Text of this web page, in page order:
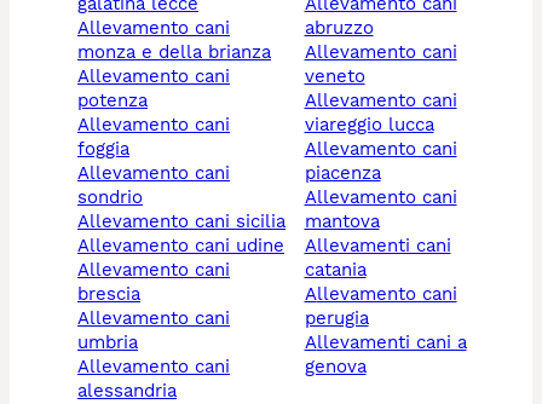
allevamento cani
monza e della brianza
allevamento cani
potenza
allevamento cani
foggia
allevamento cani
sondrio
allevamento cani sicilia
allevamento cani udine
allevamento cani
brescia
allevamento cani
umbria
allevamento cani
alessandria
abruzzo
allevamento cani
veneto
allevamento cani
viareggio lucca
allevamento cani
piacenza
allevamento cani
mantova
allevamenti cani
catania
allevamento cani
perugia
allevamenti cani a
genova